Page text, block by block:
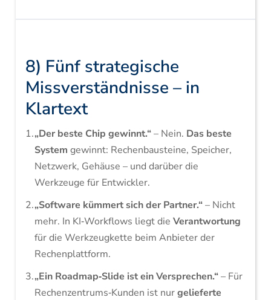
8) Fünf strategische
Missverständnisse – in
Klartext
„Der beste Chip gewinnt.“– Nein. Das beste
System gewinnt: Rechenbausteine, Speicher,
Netzwerk, Gehäuse – und darüber die
Werkzeuge für Entwickler.
„Software kümmert sich der Partner.“– Nicht
mehr. In KI‑Workflows liegt die Verantwortung
für die Werkzeugkette beim Anbieter der
Rechenplattform.
„Ein Roadmap‑Slide ist ein Versprechen.“– Für
Rechenzentrums‑Kunden ist nurgelieferte